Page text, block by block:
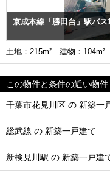
京成本線「勝田台」駅バ
土地：215m² 建物：
この物件と条件の近い物件
千葉市花見川区 の 新築一
総武線 の 新築一戸建て
新検見川駅 の 新築一戸建